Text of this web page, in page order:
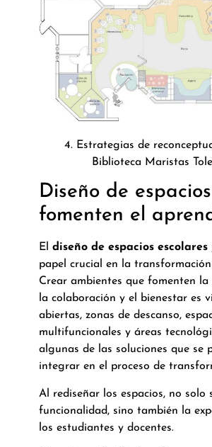
4. Estrategias de
Biblioteca Maristas
Diseño de
fomenten el
El diseño de espacios escolares
papel crucial en la
Crear ambientes que fomenten la
la colaboración y el bienestar es
abiertas, zonas de descanso,
multifuncionales y áreas
algunas de las soluciones que se
integrar en el proceso de
Al rediseñar los espacios, no solo
funcionalidad, sino también la
los estudiantes y docentes.